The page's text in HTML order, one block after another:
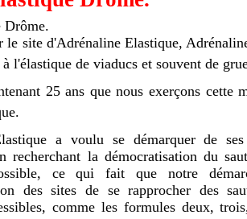
Drôme.
le site d'Adrénaline Elastique,
à l'élastique de viaducs et souvent de
25 ans que nous exerçons cette
a voulu se démarquer de
recherchant la démocratisation du
ce qui fait que notre
des sites de se rapprocher des
comme les formules deux,